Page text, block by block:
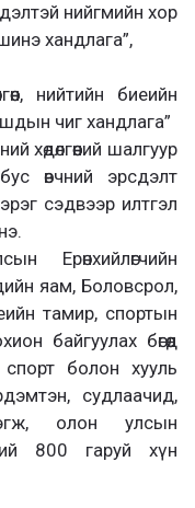
нийгмийн хор
хандлага”,
нийтийн биеийн
чиг хандлага”
хөдөлгөөний шалгуур
өвчний эрсдэлт
сэдвээр илтгэл
Ерөнхийлөгчийн
яам, Боловсрол,
тамир, спортын
байгуулах бөгөөд
болон хууль
судлаачид,
олон улсын
800 гаруй хүн